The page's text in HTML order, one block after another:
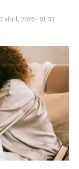
abril, 2026 - 01:33